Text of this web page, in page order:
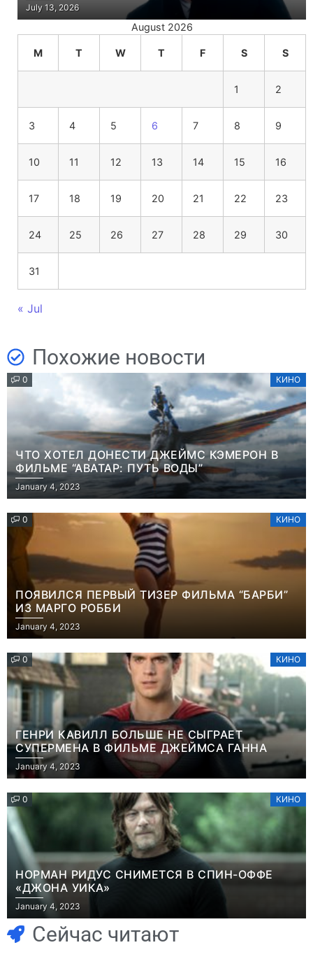
July 13, 2026
August 2026
M T W T F S S
1 2
3 4 5 6 7 8 9
10 11 12 13 14 15 16
17 18 19 20 21 22 23
24 25 26 27 28 29 30
31
« Jul
Похожие новости
0 КИНО
ЧТО ХОТЕЛ ДОНЕСТИ ДЖЕЙМС КЭМЕРОН В
ФИЛЬМЕ “АВАТАР: ПУТЬ ВОДЫ”
January 4, 2023
0 КИНО
ПОЯВИЛСЯ ПЕРВЫЙ ТИЗЕР ФИЛЬМА “БАРБИ”
ИЗ МАРГО РОББИ
January 4, 2023
0 КИНО
ГЕНРИ КАВИЛЛ БОЛЬШЕ НЕ СЫГРАЕТ
СУПЕРМЕНА В ФИЛЬМЕ ДЖЕЙМСА ГАННА
January 4, 2023
0 КИНО
НОРМАН РИДУС СНИМЕТСЯ В СПИН-ОФФЕ
«ДЖОНА УИКА»
January 4, 2023
Сейчас читают
Игры
Геймеры
отменяют
Новичок-геймер